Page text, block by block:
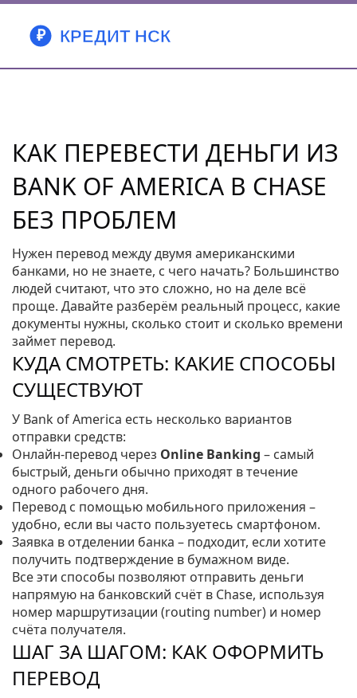
КАК ПЕРЕВЕСТИ ДЕНЬГИ ИЗ
BANK OF AMERICA В CHASE
БЕЗ ПРОБЛЕМ
Нужен перевод между двумя американскими
банками, но не знаете, с чего начать? Большинство
людей считают, что это сложно, но на деле всё
проще. Давайте разберём реальный процесс, какие
документы нужны, сколько стоит и сколько времени
займет перевод.
КУДА СМОТРЕТЬ: КАКИЕ СПОСОБЫ
СУЩЕСТВУЮТ
У Bank of America есть несколько вариантов
отправки средств:
Онлайн‑перевод через Online Banking – самый
быстрый, деньги обычно приходят в течение
одного рабочего дня.
Перевод с помощью мобильного приложения –
удобно, если вы часто пользуетесь смартфоном.
Заявка в отделении банка – подходит, если хотите
получить подтверждение в бумажном виде.
Все эти способы позволяют отправить деньги
напрямую на банковский счёт в Chase, используя
номер маршрутизации (routing number) и номер
счёта получателя.
ШАГ ЗА ШАГОМ: КАК ОФОРМИТЬ
ПЕРЕВОД